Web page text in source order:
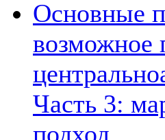
Основные
возможное
Часть 3:
подход